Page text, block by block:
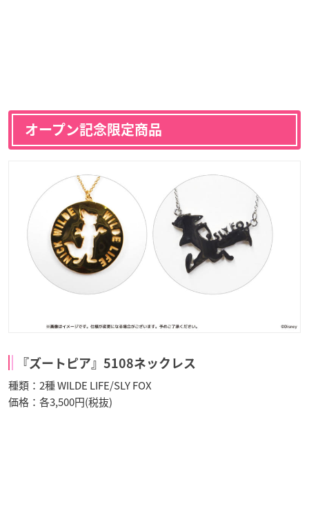
オープン記念限定商品
『ズートピア』5108ネックレス
種類：2種 WILDE LIFE/SLY FOX
価格：各3,500円(税抜)